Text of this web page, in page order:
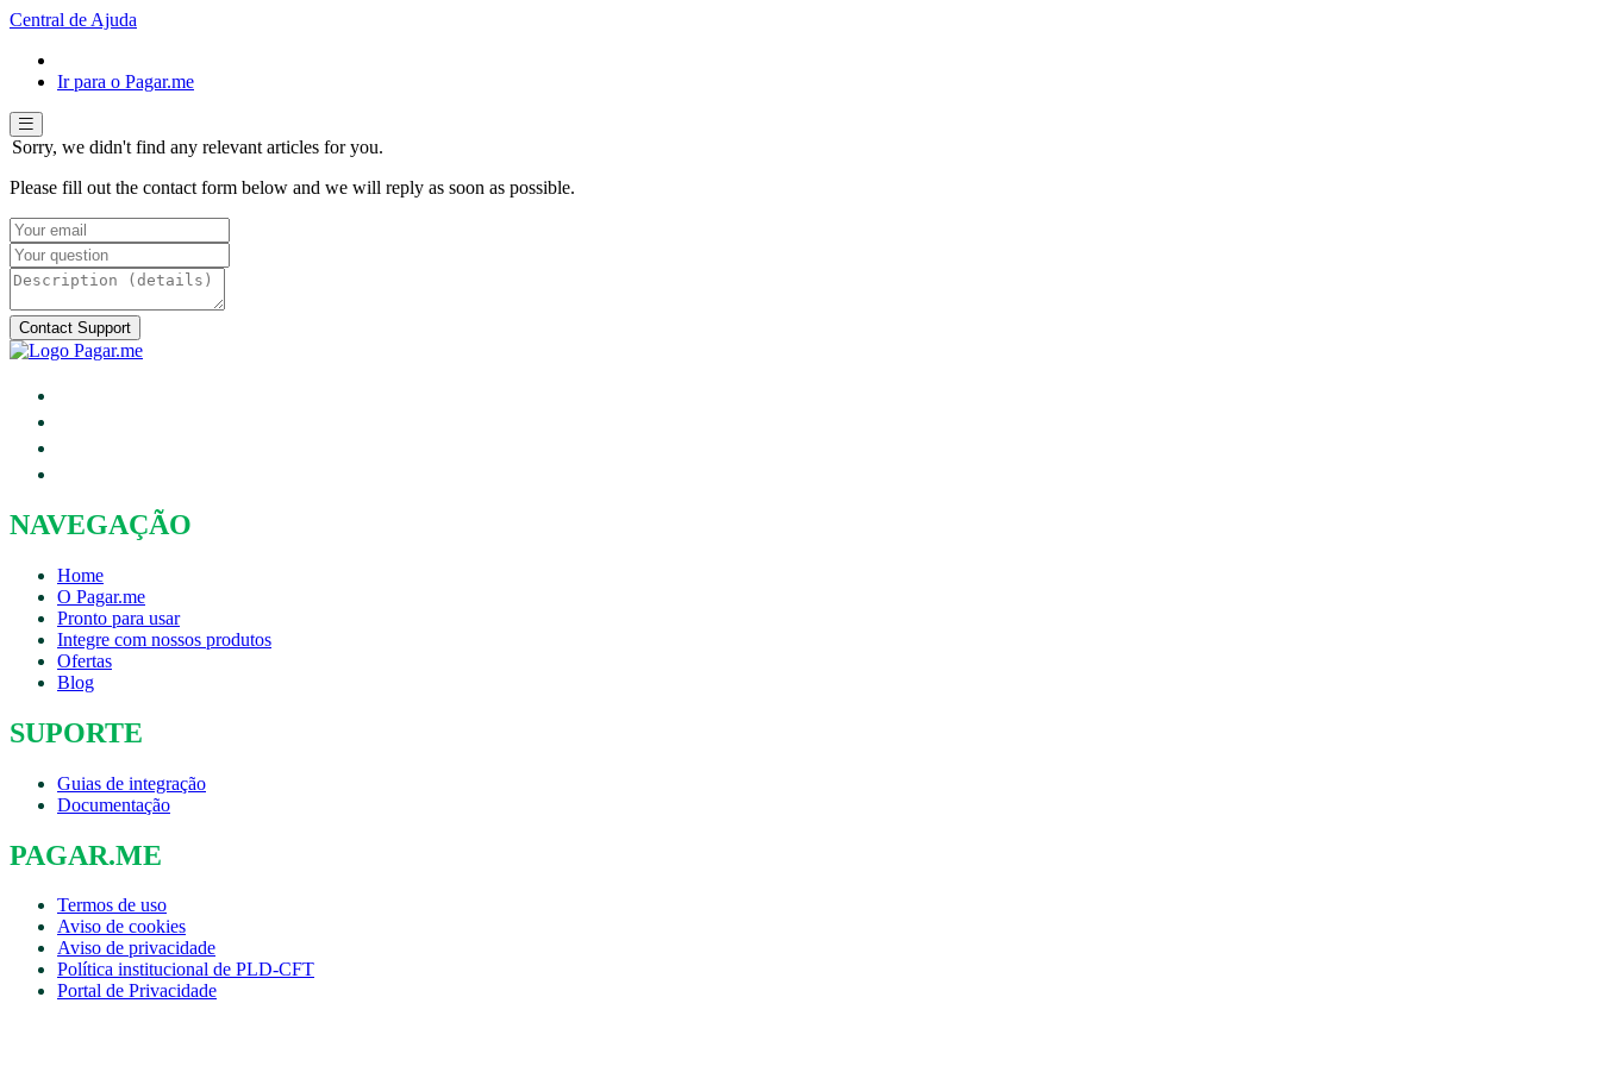
Central de Ajuda
Ir para o Pagar.me
Sorry, we didn't find any relevant articles for you.
Please fill out the contact form below and we will reply as soon as possible.
NAVEGAÇÃO
Home
O Pagar.me
Pronto para usar
Integre com nossos produtos
Ofertas
Blog
SUPORTE
Guias de integração
Documentação
PAGAR.ME
Termos de uso
Aviso de cookies
Aviso de privacidade
Política institucional de PLD-CFT
Portal de Privacidade